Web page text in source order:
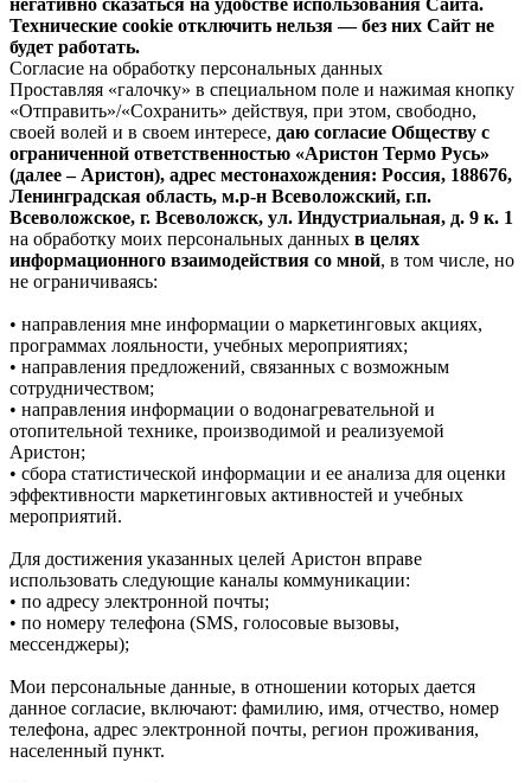
негативно сказаться на удобстве использования Сайта.
Технические cookie отключить нельзя — без них Сайт не
будет работать.
Согласие на обработку персональных данных
Проставляя «галочку» в специальном поле и нажимая кнопку
«Отправить»/«Сохранить» действуя, при этом, свободно,
своей волей и в своем интересе, даю согласие Обществу с
ограниченной ответственностью «Аристон Термо Русь»
(далее – Аристон), адрес местонахождения: Россия, 188676,
Ленинградская область, м.р-н Всеволожский, г.п.
Всеволожское, г. Всеволожск, ул. Индустриальная, д. 9 к. 1
на обработку моих персональных данных в целях
информационного взаимодействия со мной, в том числе, но
не ограничиваясь:
• направления мне информации о маркетинговых акциях,
программах лояльности, учебных мероприятиях;
• направления предложений, связанных с возможным
сотрудничеством;
• направления информации о водонагревательной и
отопительной технике, производимой и реализуемой
Аристон;
• сбора статистической информации и ее анализа для оценки
эффективности маркетинговых активностей и учебных
мероприятий.
Для достижения указанных целей Аристон вправе
использовать следующие каналы коммуникации:
• по адресу электронной почты;
• по номеру телефона (SMS, голосовые вызовы,
мессенджеры);
Мои персональные данные, в отношении которых дается
данное согласие, включают: фамилию, имя, отчество, номер
телефона, адрес электронной почты, регион проживания,
населенный пункт.